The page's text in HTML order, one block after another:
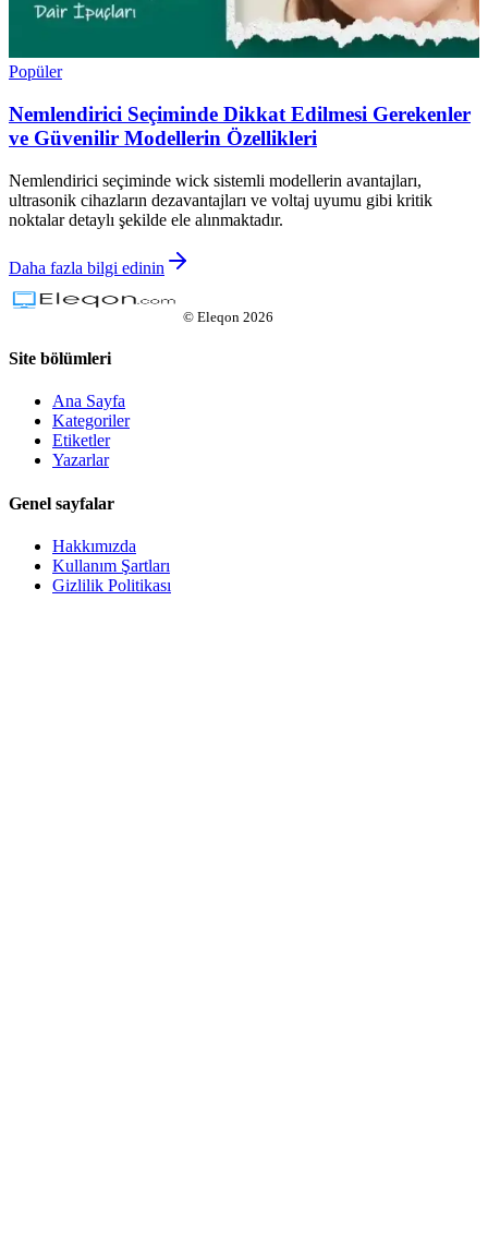
Popüler
Nemlendirici Seçiminde Dikkat Edilmesi Gerekenler
ve Güvenilir Modellerin Özellikleri
Nemlendirici seçiminde wick sistemli modellerin avantajları,
ultrasonik cihazların dezavantajları ve voltaj uyumu gibi kritik
noktalar detaylı şekilde ele alınmaktadır.
Daha fazla bilgi edinin
© Eleqon 2026
Site bölümleri
Ana Sayfa
Kategoriler
Etiketler
Yazarlar
Genel sayfalar
Hakkımızda
Kullanım Şartları
Gizlilik Politikası